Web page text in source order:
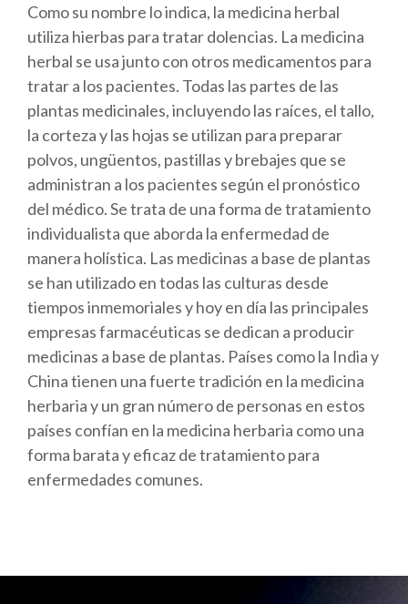
Como su nombre lo indica, la medicina herbal
utiliza hierbas para tratar dolencias. La medicina
herbal se usa junto con otros medicamentos para
tratar a los pacientes. Todas las partes de las
plantas medicinales, incluyendo las raíces, el tallo,
la corteza y las hojas se utilizan para preparar
polvos, ungüentos, pastillas y brebajes que se
administran a los pacientes según el pronóstico
del médico. Se trata de una forma de tratamiento
individualista que aborda la enfermedad de
manera holística. Las medicinas a base de plantas
se han utilizado en todas las culturas desde
tiempos inmemoriales y hoy en día las principales
empresas farmacéuticas se dedican a producir
medicinas a base de plantas. Países como la India y
China tienen una fuerte tradición en la medicina
herbaria y un gran número de personas en estos
países confían en la medicina herbaria como una
forma barata y eficaz de tratamiento para
enfermedades comunes.